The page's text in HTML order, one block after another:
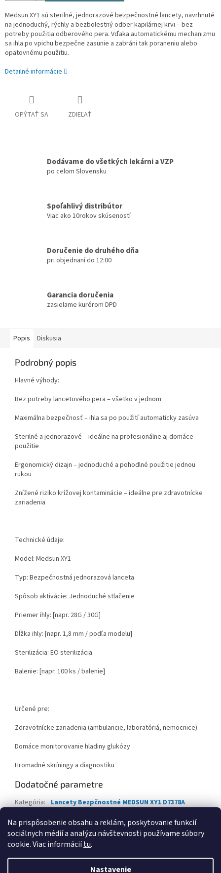
Na prispôsobenie obsahu a reklám, poskytovanie funkcií
sociálnych médií a analýzu návštevnosti používame súbory
cookie. Viac informáciítu.
Nastavenie
Medsun XY1 sú sterilné, jednorazové bezpečnostné lancety, navrhnuté
na jednoduchý, rýchly a bezbolestný odber kapilárnej krvi – bez
potreby použitia odberového pera. Vďaka automatickému mechanizmu
sa ihla po vpichu bezpečne zasunie a zabráni tak poraneniu alebo
opätovnému použitiu.
Detailné informácie
OPÝTAŤ SA ZDIEĽAŤ
Dodávame do všetkých lekárni a VZP
po celom Slovensku
Spoľahlivý distribútor
Viac ako 10rokov skúseností
Doručenie do druhého dňa
pri objednaní do 12:00
Garancia doručenia
zasielame kurérom DPD
Popis Diskusia
Podrobný popis
Hlavné výhody:
Bez potreby lancetového pera – všetko v jednom
Maximálna bezpečnosť – ihla sa po použití automaticky zasúva
Sterilné a jednorazové – ideálne na profesionálne aj domáce
použitie
Ergonomický dizajn – jednoduché a pohodlné použitie jednou
rukou
Znížené riziko krížovej kontaminácie – ideálne pre zdravotnícke
zariadenia
Technické údaje:
Model: Medsun XY1
Typ: Bezpečnostná jednorazová lanceta
Spôsob aktivácie: Jednoduché stlačenie
Priemer ihly: [napr. 28G / 30G]
Dĺžka ihly: [napr. 1,8 mm / podľa modelu]
Sterilizácia: EO sterilizácia
Balenie: [napr. 100 ks / balenie]
Určené pre:
Zdravotnícke zariadenia (ambulancie, laboratóriá, nemocnice)
Domáce monitorovanie hladiny glukózy
Hromadné skríningy a diagnostiku
Dodatočné parametre
Kategória: Lancety Bezpčnostné MEDSUN XY1 D7378A